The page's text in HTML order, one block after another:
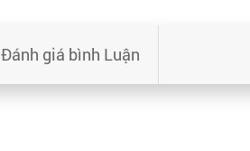
Đánh giá bình Luận